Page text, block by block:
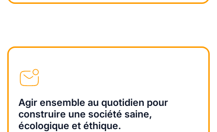
Agir ensemble au quotidien pour
construire une société saine,
écologique et éthique.